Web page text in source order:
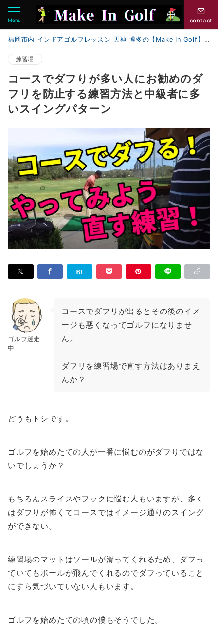
Menu contact
福岡市内 インドアゴルフレッスン 天神 博多の【Make In Golf】
練習場
コースでダフりが多い人にお勧めのダ
フリを防止する練習方法と中級者に多
いスイングパターン
ゴルフ迷走
中
コースでダフリが出るとその後のイメ
ージも悪くなってゴルフになりませ
ん。
ダフリを練習場で直す方法はありまえ
んか？
どうもトシです。
ゴルフを始めたての人が一番に悩むのがダフりではな
いでしょうか？
もちろんスライスやフックに悩む人もいますが、多く
はダフりが怖くてコースではイメージ通りのスイング
ができない。
練習場のマットはソールが滑ってくれるため、ダフっ
ていてもボールが飛んでくれるのでダフっていること
にすら気づいていない人もいます。
ゴルフを始めたての頃の僕もそうでした。